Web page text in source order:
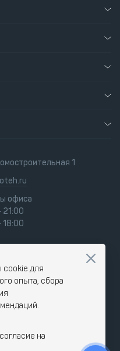
1
офиса
21:00
18:00
cookie для
опыта, сбора
на